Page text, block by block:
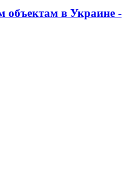
объектам в Украине -